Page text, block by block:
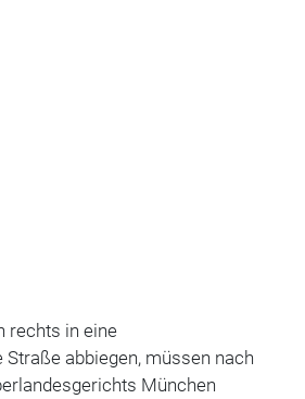
rechts in eine
abbiegen, müssen nach
München